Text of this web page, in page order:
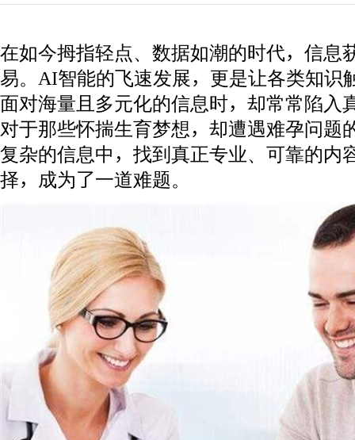
在如今拇指轻点、数据如潮的时代，信息
易。AI智能的飞速发展，更是让各类知识
面对海量且多元化的信息时，却常常陷入
对于那些怀揣生育梦想，却遭遇难孕问题
复杂的信息中，找到真正专业、可靠的内
择，成为了一道难题。